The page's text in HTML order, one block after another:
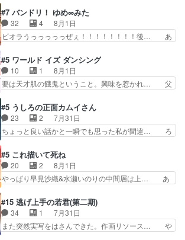
過去には同情の言葉しか…シ… 奥様に悲しい過
去…萌え袖が可愛いね、と思… ドレゲネとシタ
ラ、2人だけの同盟が結成さ…
とメスってて何この可愛い生物。クラス… 付き合
い始めたら始めたでまた違った悩みが… と一歩ず
つ踏み出す黒絵ちゃん微笑ま新汰の… ツインテー
ルが可愛いお茶目な妹ちゃんです… しかも過去も
らっしゃるからかしらお顔が… 黒絵「怪獣に憧れ
るのはいいけど自分自身が… 素の自分はどちらな
のかはまだ不明だが見せ…
#7 バンドリ！ ゆめ∞みた
32 4
8月1日
ビオラうっっっっっぜぇ！！！！！！！！後… あ
ラが悪魔すぎて気分が悪くなってきたこ… 声優ま
とめました(７話まで)仲町あられ/… ビオラの策略
がバッチリ嵌って最高wwwこ… 自信あれば評価
なんて気にしないし、充実し… ・バーチャルだけ
け？と思ったら歌唱シーン… の、らいぶシーン
＿!!­­--­­--­… それだけでええやん！！しかし、ビオラ
が仕…
#5 ワールド イズ ダンシング
10 1
8月1日
要は天才肌の餓鬼ということ。興味を惹かれ… 父
の鬼夜叉と田楽の増次郎。小さないざこ… 着眼点
は良くとも、先鋭的すぎるのか。芸能… 鬼夜叉は
石也と共に観世座をあとにし、三条… 観世座を離
れ、三条坊門御所で日々を送る鬼… 「お前(鬼夜
子舞勝負。鬼夜叉は猫の動き… 登場人物の我が強
い。新しい獅子舞に拘って… 第５話を
primevideoで視聴しまし…
#5 うしろの正面カムイさん
23 2
7月31日
ちょっと良い話かと一瞬でも思った私が間違… ろ
も1日お疲れ様でした～───昨晩～今… 幼女に拾
われたお市ちゃんの恩返し。化け猫… 役にて出演
させていただきました。ジョアン… トイ・ストー
リーみたいな始まり。流石に除… 猫相手になんで
し良い話化け猫は油が好物… 今回はあかやし1体
のみで15分。金持ちの… 今更だけど霊が性行為
で祓えることは何とな…
#5 これ描いて死ね
20 2
8月1日
やっぱり早見沙織&水瀬いのりの中間層は上… あ
人物が増えてわいわいしたところが好き… 初コミ
ティアで２０冊刷りは妥当だよね。俺… 藤森さん
のママ向けの漫画で、また涙腺が⋯… 〜漫画に
「想い」をこめよう｣娘に漫画であ… 何回この作
#15 逃げ上手の若君(第二期)
34 1
7月31日
また突然実写をはさんできた。作画リソース… や